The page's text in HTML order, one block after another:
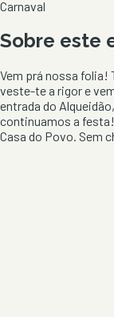
Carnaval
Sobre este
Vem prá nossa folia!
veste-te a rigor e
entrada do
continuamos a festa!
Casa do Povo. Sem